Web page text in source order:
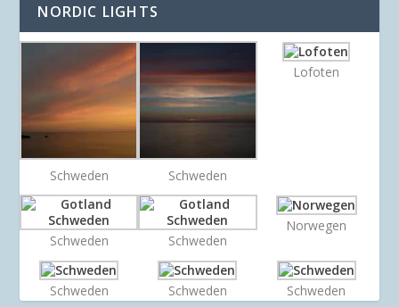
NORDIC LIGHTS
Schweden Schweden
Lofoten
Schweden Schweden
Norwegen
Schweden Schweden Schweden